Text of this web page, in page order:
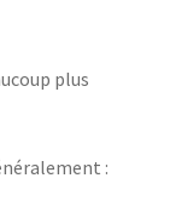
plus
: